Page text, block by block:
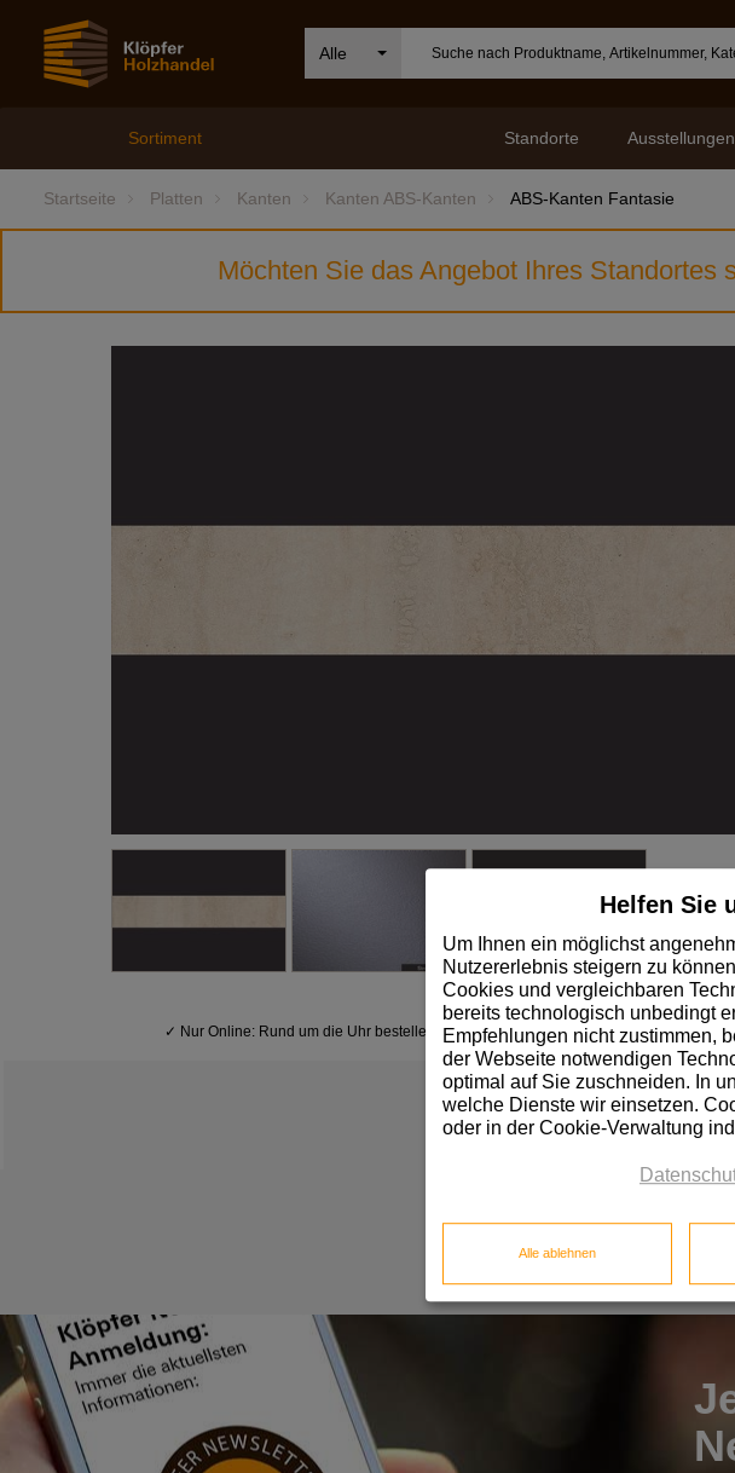
Alle
Ausstellungen
Standorte
Sortiment
Startseite Platten Kanten Kanten ABS-Kanten ABS-Kanten Fantasie
Möchten Sie das Angebot Ihres Standortes
✓ Nur Online: Rund um die Uhr bestellen ✓Über
Helfen Sie
Um Ihnen ein möglichst
Nutzererlebnis steigern zu
Cookies und vergleichbaren
bereits technologisch unbedingt
Empfehlungen nicht zustimmen,
der Webseite notwendigen
optimal auf Sie zuschneiden. In
welche Dienste wir einsetzen.
oder in der Cookie-Verwaltung
Alle ablehnen